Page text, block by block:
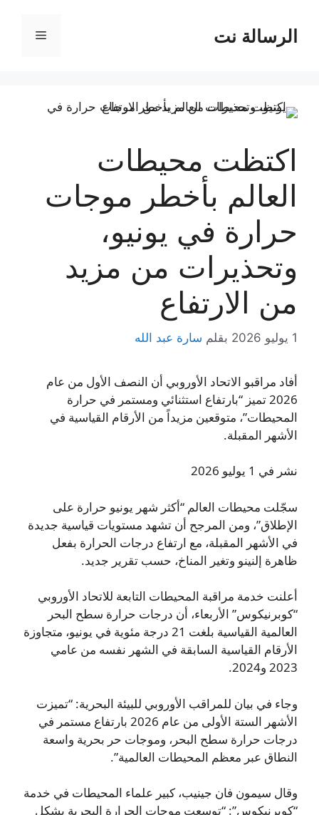
المحتوىالرسالة نت القائمة
اكتظت محيطات
العالم بأخطر موجات
حرارة في يونيو،
وتحذيرات من مزيد
من الارتفاع
1 يوليو 2026 بقلم سارة عبد الله
أفاد مراقبو الاتحاد الأوروبي أن النصف الأول من عام
2026 تميز “بارتفاع استثنائي ومستمر في حرارة
المحيطات”، متوقعين مزيداً من الأرقام القياسية في
الأشهر المقبلة.
نشر في 1 يوليو 2026
سجّلت محيطات العالم “أكثر شهر يونيو حرارة على
الإطلاق”، ومن المرجح أن تشهد مستويات قياسية جديدة
في الأشهر المقبلة، مع ارتفاع درجات الحرارة بفعل
ظاهرة إلنينو وتغير المناخ، حسب تقرير جديد.
أعلنت خدمة مراقبة المحيطات التابعة للاتحاد الأوروبي
“كوبرنيكوس” الأربعاء، أن درجات حرارة سطح البحر
العالمية القياسية بلغت 21 درجة مئوية في يونيو، متجاوزة
الأرقام القياسية السابقة في الشهر نفسه من عامي
2023 و2024.
وجاء في بيان للمراقب الأوروبي للبيئة البحرية: “تميزت
الأشهر الستة الأولى من عام 2026 بارتفاع مستمر في
درجات حرارة سطح البحر، وموجات حر بحرية واسعة
النطاق عبر معظم المحيطات العالمية”.
وقال سيمون فان جينيب، كبير علماء المحيطات في خدمة
“كوبرنيكوس”: “توسعت موجات الحرارة البحرية بشكل